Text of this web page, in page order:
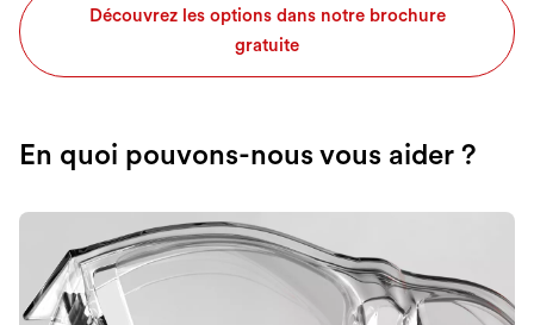
Découvrez les options dans notre brochure
gratuite
En quoi pouvons-nous vous aider ?